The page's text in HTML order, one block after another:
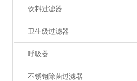
饮料过滤器
卫生级过滤器
呼吸器
不锈钢除菌过滤器